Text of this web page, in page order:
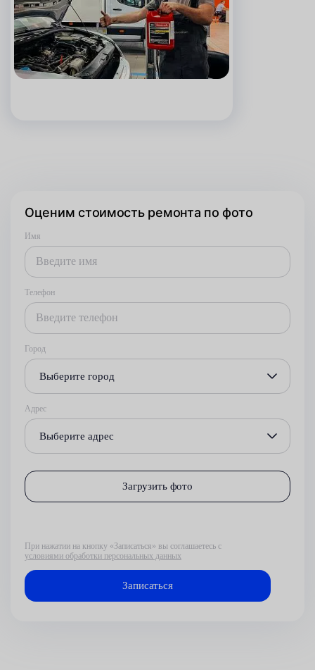
Оценим стоимость ремонта по фото
Имя
Телефон
Город
Выберите город
Адрес
Выберите адрес
Загрузить фото
При нажатии на кнопку «Записаться» вы соглашаетесь с
условиями обработки персональных данных